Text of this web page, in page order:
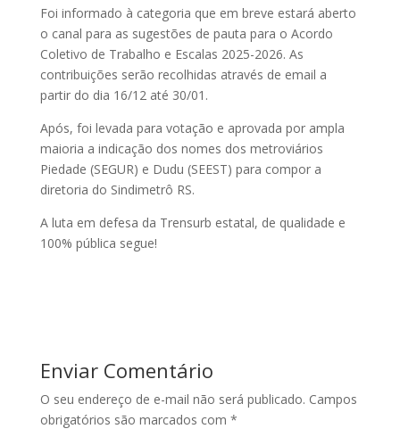
Foi informado à categoria que em breve estará aberto
o canal para as sugestões de pauta para o Acordo
Coletivo de Trabalho e Escalas 2025-2026. As
contribuições serão recolhidas através de email a
partir do dia 16/12 até 30/01.
Após, foi levada para votação e aprovada por ampla
maioria a indicação dos nomes dos metroviários
Piedade (SEGUR) e Dudu (SEEST) para compor a
diretoria do Sindimetrô RS.
A luta em defesa da Trensurb estatal, de qualidade e
100% pública segue!
Enviar Comentário
O seu endereço de e-mail não será publicado. Campos
obrigatórios são marcados com *